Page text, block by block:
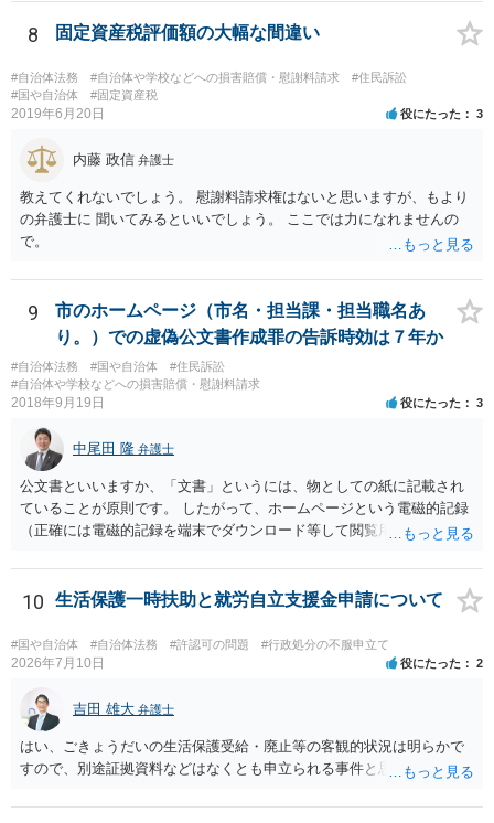
8 固定資産税評価額の大幅な間違い
#自治体法務 #自治体や学校などへの損害賠償・慰謝料請求
#住民訴訟
#国や自治体
#固定資産税
2019年6月20日 役にたった 3
内藤 政信 弁護士
教えてくれないでしょう。 慰謝料請求権はないと思いますが、もより
の弁護士に 聞いてみるといいでしょう。 ここでは力になれませんの
で。
9
市のホームページ（市名・担当課・担当職名あ
り。）での虚偽公文書作成罪の告訴時効は７年か
#自治体法務 #国や自治体
#住民訴訟
#自治体や学校などへの損害賠償・慰謝料請求
2018年9月19日 役にたった 3
中尾田 隆 弁護士
公文書といいますか、「文書」というには、物としての紙に記載され
ていることが原則です。 したがって、ホームページという電磁的記録
（正確には電磁的記録を端末でダウンロード等して閲覧用のソフトで
するか否かとなります。 また、自動計算シートが「権利、義務又は事
実証明に関する電磁的記録」に該当するか否かは、具体的な裁判とな
すが、一般論としては、ホームページ上の自動計算シートはあくまで
参考の情報であり、何か手続きをするさいに具体的に算定することに
録」に該当しないと考えられます。 なお、刑法１６１条の２は「人の
事務処理を誤らせる目的で、」という要件がかかっているため、当該
目的を欠く場合は刑法１６１条の２に該当しません。
10 生活保護一時扶助と就労自立支援金申請について
#国や自治体 #自治体法務 #許認可の問題 #行政処分の不服申立て
2026年7月10日 役にたった 2
吉田 雄大 弁護士
はい、ごきょうだいの生活保護受給・廃止等の客観的状況は明らかで
すので、別途証拠資料などはなくとも申立られる事件と思います。